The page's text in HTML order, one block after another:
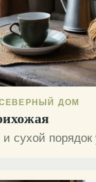
ДОМ
и сухой порядок